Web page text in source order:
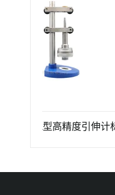
GWB-200JA型高精度引伸计标定仪长度计量器具